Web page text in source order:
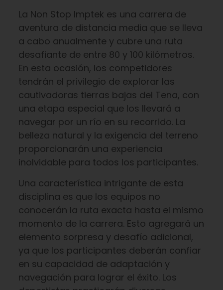
La Non Stop Imptek es una carrera de
aventura de distancia media que se lleva
a cabo anualmente y cubre una ruta
desafiante de entre 80 y 100 kilómetros.
En esta ocasión, los competidores
tendrán el privilegio de explorar las
cautivadoras tierras bajas del Tena, con
una etapa especial que los llevará a
navegar por un río en su recorrido. La
belleza natural y la exigencia del terreno
proporcionarán una experiencia
inolvidable para todos los participantes.
Una característica intrigante de esta
disciplina es que los equipos no
conocerán la ruta exacta hasta el mismo
momento de la carrera. Esto agregará un
elemento sorpresa y desafío adicional,
ya que los participantes deberán confiar
en su capacidad de adaptación y
navegación para lograr el éxito. Los